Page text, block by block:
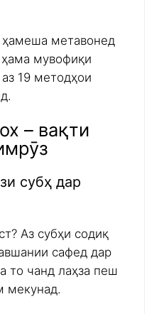
метавонед
мувофиқи
19 методҳои
– вақти
субҳ дар
Аз субҳи содиқ
сафед дар
то чанд лаҳза пеш
мекунад.